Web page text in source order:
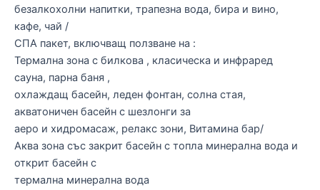
безалкохолни напитки, трапезна вода, бира и вино,
кафе, чай /
СПА пакет, включващ ползване на :
Термална зона с билкова , класическа и инфраред
сауна, парна баня ,
охлаждащ басейн, леден фонтан, солна стая,
акватоничен басейн с шезлонги за
аеро и хидромасаж, релакс зони, Витамина бар/
Аква зона със закрит басейн с топла минерална вода и
открит басейн с
термална минерална вода